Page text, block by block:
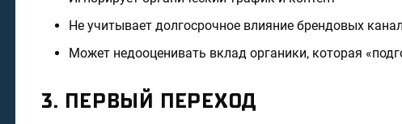
Не учитывает долгосрочное влияние брендовых
Может недооценивать вклад органики, которая
3. ПЕРВЫЙ ПЕРЕХОД